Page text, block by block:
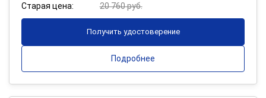
Старая цена:
20 760 руб.
Получить удостоверение
Подробнее